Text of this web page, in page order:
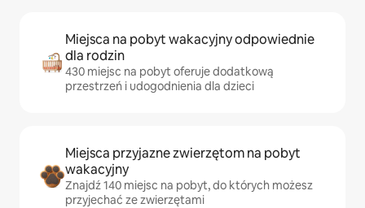
Miejsca na pobyt wakacyjny odpowiednie
dla rodzin
430 miejsc na pobyt oferuje dodatkową
przestrzeń i udogodnienia dla dzieci
Miejsca przyjazne zwierzętom na pobyt
wakacyjny
Znajdź 140 miejsc na pobyt, do których możesz
przyjechać ze zwierzętami